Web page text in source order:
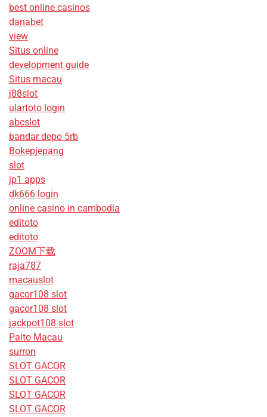
best online casinos
danabet
view
Situs online
development guide
Situs macau
j88slot
ulartoto login
abcslot
bandar depo 5rb
Bokepjepang
slot
jp1 apps
dk666 login
online casino in cambodia
editoto
editoto
ZOOM下载
raja787
macauslot
gacor108 slot
gacor108 slot
jackpot108 slot
Paito Macau
surron
SLOT GACOR
SLOT GACOR
SLOT GACOR
SLOT GACOR